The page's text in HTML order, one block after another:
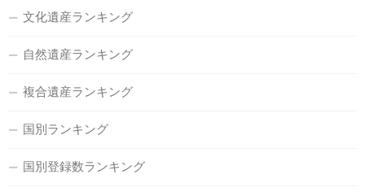
文化遺産ランキング
自然遺産ランキング
複合遺産ランキング
国別ランキング
国別登録数ランキング